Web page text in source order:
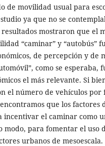
de movilidad usual para
ya que no se
mostraron que el
“caminar” y “autobús”
de percepción y de
como se esperaba,
el más relevante. Si
el número de vehículos por
que los factores
incentivar el caminar como
modo, para fomentar el uso
urbanos de mesoescala.